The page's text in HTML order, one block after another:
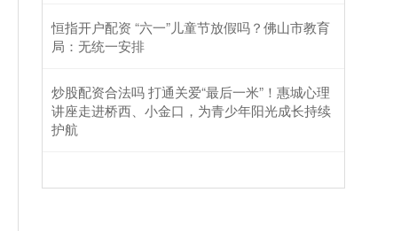
恒指开户配资 “六一”儿童节放假吗？佛山市教育
局：无统一安排
炒股配资合法吗 打通关爱“最后一米”！惠城心理
讲座走进桥西、小金口，为青少年阳光成长持续
护航